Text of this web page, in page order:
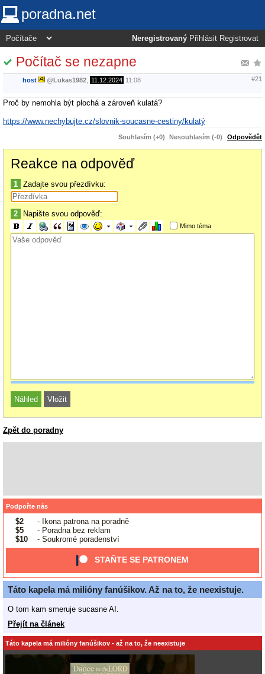
poradna.net
Neregistrovaný Přihlásit Registrovat
Počítač se nezapne
host @Lukas1982 11.12.2024 11:08 #21
Proč by nemohla být plochá a zároveň kulatá?
https://www.nechybujte.cz/slovnik-soucasne-cestiny/kulatý
Souhlasím (+0) Nesouhlasím (-0) Odpovědět
Reakce na odpověď
1 Zadajte svou přezdívku:
2 Napište svou odpověď:
Mimo téma
Zpět do poradny
Podpořte nás
$2
- Ikona patrona na poradně
$5
- Poradna bez reklam
$10
- Soukromé poradenství
STAŇTE SE PATRONEM
Táto kapela má milióny fanúšikov. Až na to, že neexistuje.
O tom kam smeruje sucasne AI.
Přejít na článek
Táto kapela má milióny fanúšikov - až na to, že neexistuje